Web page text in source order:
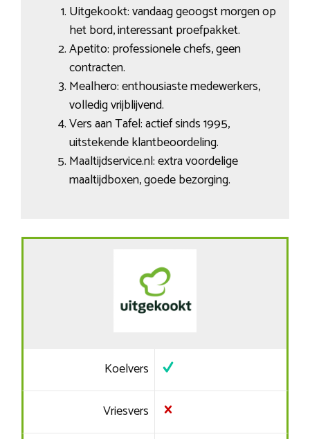
Uitgekookt: vandaag geoogst morgen op
het bord, interessant proefpakket.
Apetito: professionele chefs, geen
contracten.
Mealhero: enthousiaste medewerkers,
volledig vrijblijvend.
Vers aan Tafel: actief sinds 1995,
uitstekende klantbeoordeling.
Maaltijdservice.nl: extra voordelige
maaltijdboxen, goede bezorging.
Koelvers
Vriesvers